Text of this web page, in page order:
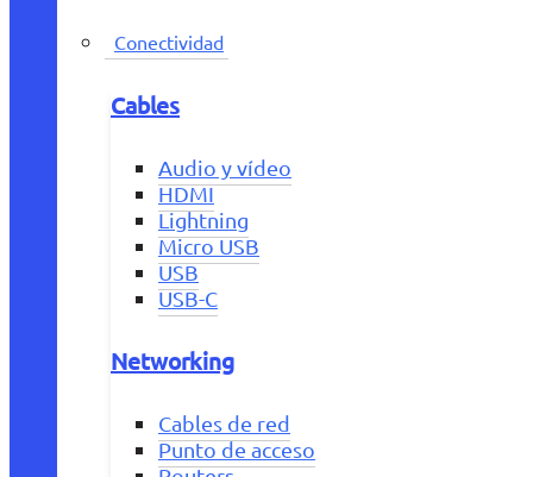
Conectividad
Cables
Audio y vídeo
HDMI
Lightning
Micro USB
USB
USB-C
Networking
Cables de red
Punto de acceso